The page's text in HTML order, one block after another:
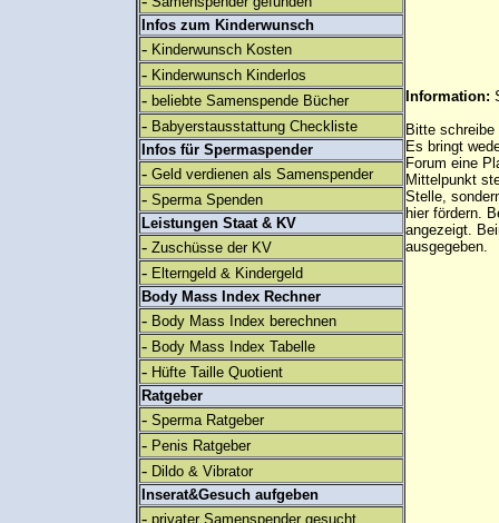
Infos zum Kinderwunsch
- Kinderwunsch Kosten
- Kinderwunsch Kinderlos
- beliebte Samenspende Bücher
- Babyerstausstattung Checkliste
Infos für Spermaspender
- Geld verdienen als Samenspender
- Sperma Spenden
Leistungen Staat & KV
- Zuschüsse der KV
- Elterngeld & Kindergeld
Body Mass Index Rechner
- Body Mass Index berechnen
- Body Mass Index Tabelle
- Hüfte Taille Quotient
Ratgeber
- Sperma Ratgeber
- Penis Ratgeber
- Dildo & Vibrator
Inserat&Gesuch aufgeben
- privater Samenspender gesucht
Information:
Bitte
Es bringt
Forum eine
Mittelpunkt
Stelle,
hier fördern.
angezeigt.
ausgegeben.